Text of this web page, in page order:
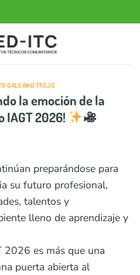
GALEANO TREJO
la emoción de la
IAGT 2026!
preparándose para
su futuro profesional,
talentos y
lleno de aprendizaje y
2026 es más que una
puerta abierta al